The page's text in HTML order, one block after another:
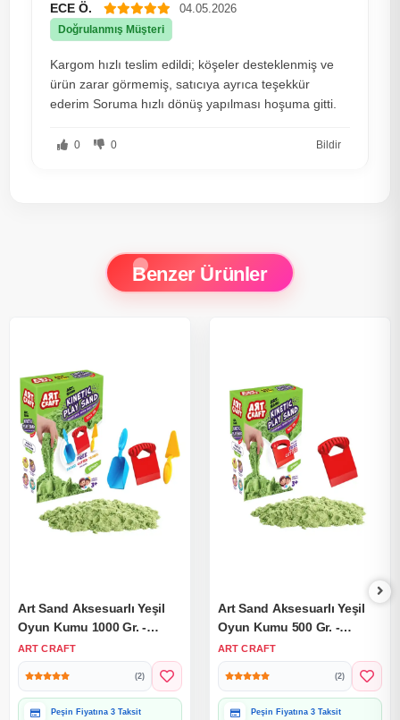
ECE Ö. 04.05.2026
Doğrulanmış Müşteri
Kargom hızlı teslim edildi; köşeler desteklenmiş ve
ürün zarar görmemiş, satıcıya ayrıca teşekkür
ederim Soruma hızlı dönüş yapılması hoşuma gitti.
0 0 Bildir
Benzer Ürünler
Art Sand Aksesuarlı Yeşil
Oyun Kumu 1000 Gr. -
Kinetik Kum Seti - Natural
Kum - Doğal Kum
ART CRAFT
(2)
Peşin Fiyatına 3 Taksit
Art Sand Aksesuarlı Yeşil
Oyun Kumu 500 Gr. -
Kinetik Kum Seti - Natural
Kum - Doğal Kum
ART CRAFT
(2)
Peşin Fiyatına 3 Taksit